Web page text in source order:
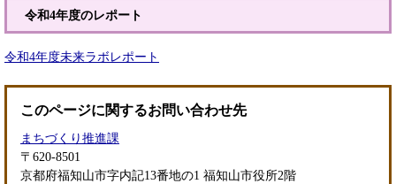
令和4年度のレポート
令和4年度未来ラボレポート
このページに関するお問い合わせ先
まちづくり推進課
〒620-8501
京都府福知山市字内記13番地の1 福知山市役所2階